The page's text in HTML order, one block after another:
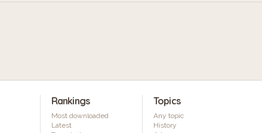
Rankings
Most downloaded
Latest
Topics
Any topic
History